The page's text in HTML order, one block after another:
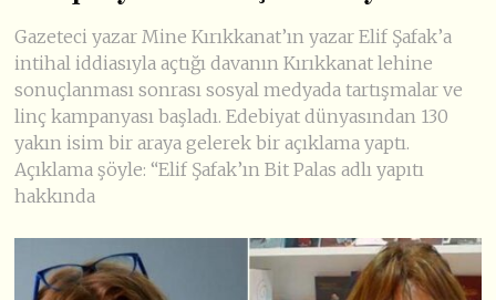
Gazeteci yazar Mine Kırıkkanat’ın yazar Elif Şafak’a
intihal iddiasıyla açtığı davanın Kırıkkanat lehine
sonuçlanması sonrası sosyal medyada tartışmalar ve
linç kampanyası başladı. Edebiyat dünyasından 130
yakın isim bir araya gelerek bir açıklama yaptı.
Açıklama şöyle: “Elif Şafak’ın Bit Palas adlı yapıtı
hakkında